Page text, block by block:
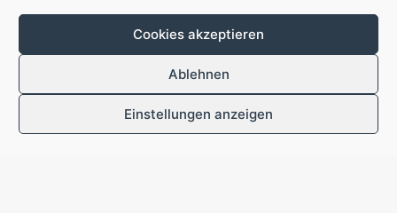
Cookies akzeptieren
Ablehnen
Einstellungen anzeigen
Ralph Brinkhaus, dem Beauftragten der
Bundesregierung für Aussiedlerfragen und